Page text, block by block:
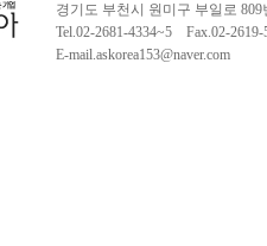
경기도 부천시 원미구 부일로
Tel.02-2681-4334~5 Fax.02-
E-mail.askorea153@naver.com